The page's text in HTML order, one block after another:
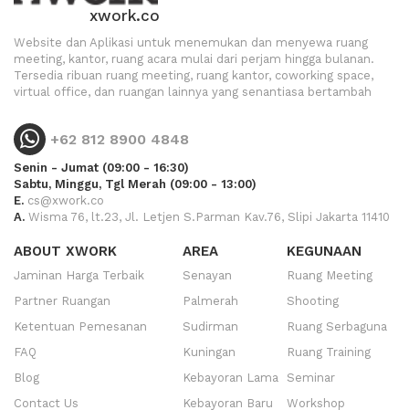
xwork.co
Website dan Aplikasi untuk menemukan dan menyewa ruang
meeting, kantor, ruang acara mulai dari perjam hingga bulanan.
Tersedia ribuan ruang meeting, ruang kantor, coworking space,
virtual office, dan ruangan lainnya yang senantiasa bertambah
+62 812 8900 4848
Senin - Jumat (09:00 - 16:30)
Sabtu, Minggu, Tgl Merah (09:00 - 13:00)
E. cs@xwork.co
A. Wisma 76, lt.23, Jl. Letjen S.Parman Kav.76, Slipi Jakarta 11410
ABOUT XWORK
Jaminan Harga Terbaik
Partner Ruangan
Ketentuan Pemesanan
FAQ
Blog
Contact Us
AREA
Senayan
Palmerah
Sudirman
Kuningan
Kebayoran Lama
Kebayoran Baru
KEGUNAAN
Ruang Meeting
Shooting
Ruang Serbaguna
Ruang Training
Seminar
Workshop